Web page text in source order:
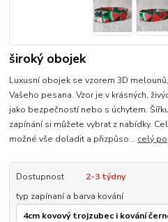
široký obojek
Luxusní obojek se vzorem 3D
Vašeho pesana. Vzor je v krásných,
jako bezpečností nebo s úchytem.
zapínání si můžete vybrat z nabídky.
možné vše doladit a přizpůso... celý
Dostupnost
2-3 týdny
typ zapínaní a barva kování